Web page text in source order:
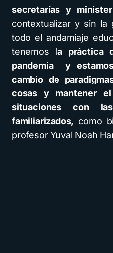
secretarías y
contextualizar y sin la
todo el andamiaje
tenemos la práctica
pandemia y
cambio de
cosas y mantener
situaciones con
familiarizados, como
profesor Yuval Noah